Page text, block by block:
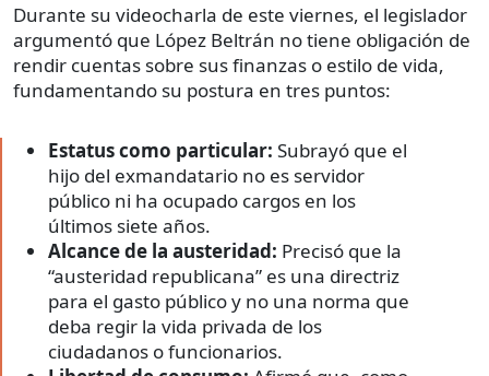
Durante su videocharla de este viernes, el legislador
argumentó que López Beltrán no tiene obligación de
rendir cuentas sobre sus finanzas o estilo de vida,
fundamentando su postura en tres puntos:
Estatus como particular: Subrayó que el
hijo del exmandatario no es servidor
público ni ha ocupado cargos en los
últimos siete años.
Alcance de la austeridad: Precisó que la
“austeridad republicana” es una directriz
para el gasto público y no una norma que
deba regir la vida privada de los
ciudadanos o funcionarios.